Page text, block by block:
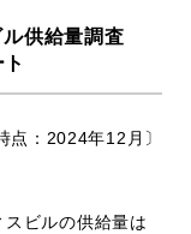
ル供給量調査
点：2024年12月〕
ビルの供給量は